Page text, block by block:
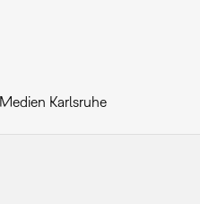
Karlsruhe